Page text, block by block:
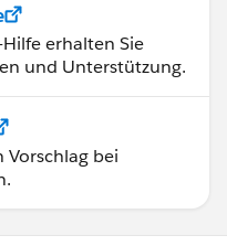
erhalten Sie
und Unterstützung.
Vorschlag bei